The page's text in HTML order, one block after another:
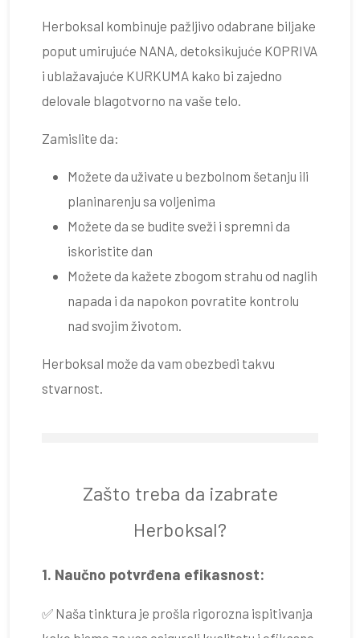
Herboksal kombinuje pažljivo odabrane biljake
poput umirujuće NANA, detoksikujuće KOPRIVA
i ublažavajuće KURKUMA kako bi zajedno
delovale blagotvorno na vaše telo.
Zamislite da:
Možete da uživate u bezbolnom šetanju ili
planinarenju sa voljenima
Možete da se budite sveži i spremni da
iskoristite dan
Možete da kažete zbogom strahu od naglih
napada i da napokon povratite kontrolu
nad svojim životom.
Herboksal može da vam obezbedi takvu
stvarnost.
Zašto treba da izabrate
Herboksal?
1. Naučno potvrđena efikasnost:
✅ Naša tinktura je prošla rigorozna ispitivanja